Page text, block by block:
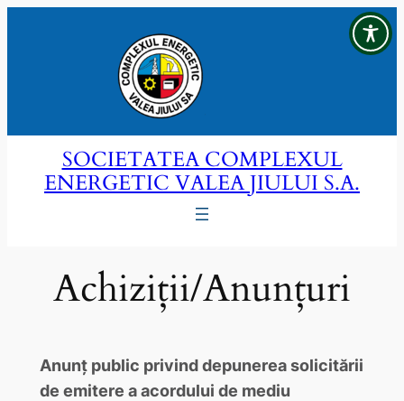
SOCIETATEA COMPLEXUL
ENERGETIC VALEA JIULUI S.A.
Achiziții/Anunțuri
Anunț public privind depunerea solicitării
de emitere a acordului de mediu